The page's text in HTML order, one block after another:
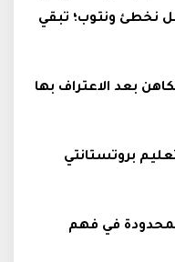
نخطئ ونتوب؛ تبقي
بعد الاعتراف بها
بروتستانتي
المحدودة في فهم